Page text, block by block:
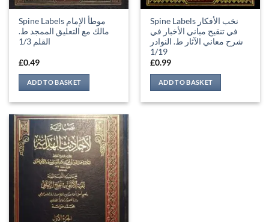
Spine Labels موطأ الإمام
مالك مع التعليق الممجد ط.
القلم 1/3
£0.49
ADD TO BASKET
Spine Labels نخب الأفكار
في تنقيح مباني الأخبار في
شرح معاني الآثار ط. النوادر
1/19
£0.99
ADD TO BASKET